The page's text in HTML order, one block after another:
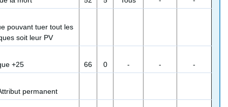
pouvant tuer tout les
soit leur PV
+25 66 0 - - -
permanent